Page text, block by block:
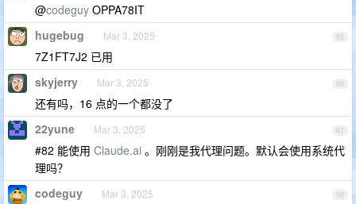
@codeguy OPPA78IT
95
hugebug Mar 3, 2025
7Z1FT7J2 已用
96
skyjerry Mar 3, 2025
还有吗，16 点的一个都没了
97
22yune Mar 3, 2025
#82 能使用 Claude.ai 。刚刚是我代理问题。默认会使用系统代
理吗？
98
codeguy Mar 3, 2025